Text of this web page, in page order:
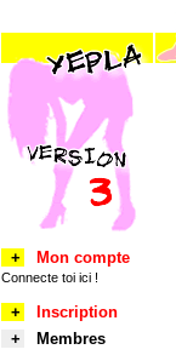
+ Mon compte
Connecte toi ici !
+
Inscription
+
Membres